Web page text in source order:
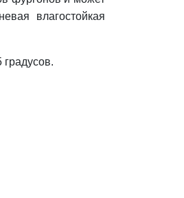
влагостойкая